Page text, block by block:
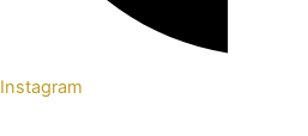
Instagram